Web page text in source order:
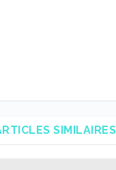
SIMILAIRES